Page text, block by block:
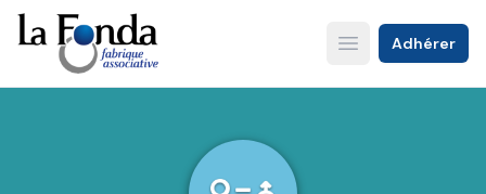
Aller
au
contenu
principal
Open main menu
Adhérer